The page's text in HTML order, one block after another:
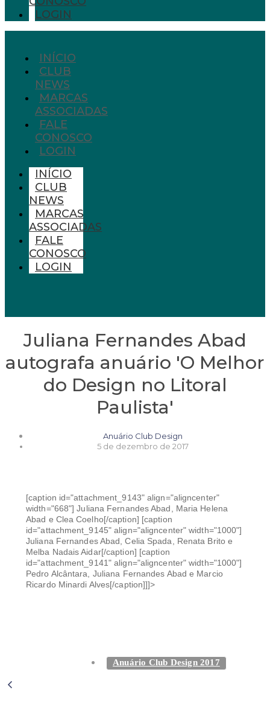
LOGIN
INÍCIO
CLUB
NEWS
MARCAS
ASSOCIADAS
FALE
CONOSCO
LOGIN
INÍCIO
CLUB
NEWS
MARCAS
ASSOCIADAS
FALE
CONOSCO
LOGIN
Juliana Fernandes Abad
autografa anuário 'O Melhor
do Design no Litoral
Paulista'
Anuário Club Design
5 de dezembro de 2017
[caption id="attachment_9143" align="aligncenter"
width="668"] Juliana Fernandes Abad, Maria Helena
Abad e Clea Coelho[/caption] [caption
id="attachment_9145" align="aligncenter" width="1000"]
Juliana Fernandes Abad, Celia Spada, Renata Brito e
Melba Nadais Aidar[/caption] [caption
id="attachment_9141" align="aligncenter" width="1000"]
Pedro Alcântara, Juliana Fernandes Abad e Marcio
Ricardo Minardi Alves[/caption]]]>
Anuário Club Design 2017